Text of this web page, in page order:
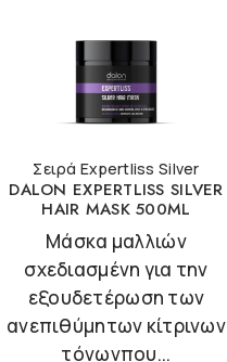
Σειρά Expertliss Silver
DALON EXPERTLISS SILVER
HAIR MASK 500ML
Μάσκα μαλλιών
σχεδιασμένη για την
εξουδετέρωση των
ανεπιθύμητων κίτρινων
τόνωνπου...